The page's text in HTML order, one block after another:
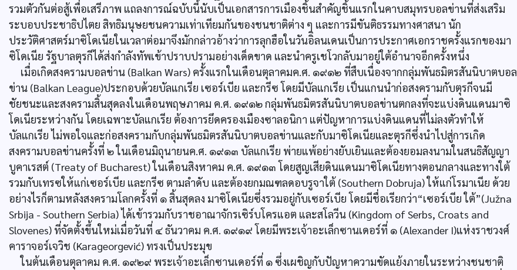
รวมตัวกันต่อสู้เพื่อเสรีภาพ แถลงการณ์ฉบับนี้นับเป็นเอกสารการเมืองชิ้นสำคัญชิ้นแรกในคาบสมุทรบอลข่านที่ส่งเสริม
ระบอบประชาธิปไตย สิทธิมนุษยชนความเท่าเทียมกันของชนชาติต่าง ๆ และการมีขันติธรรมทางศาสนา นัก
ประวัติศาสตร์มาซิโดเนียในเวลาต่อมาจึงมักกล่าวอ้างว่าการลุกฮือในวันอิิลนเดนเป็นการประกาศเอกราชครั้งแรกของมา
ซิโดเนีย รัฐบาลตุรกีได้ส่งกำลังทัพเข้าปราบปรามอย่างเด็ดขาด และนำครูเชโวกลับมาอยู่ใต้อำนาจอีกครั้งหนึ่ง
เมื่อเกิดสงครามบอลข่าน (Balkan Wars) ครั้งแรกในเดือนตุลาคมค.ศ. ๑๙๑๒ ที่สืบเนื่องจากกลุ่มพันธมิตรสันนิบาตบอล
ข่าน (Balkan League)ประกอบด้วยบัลแกเรีย เซอร์เบีย และกรีซ โดยมีบัลแกเรีย เป็นแกนนำก่อสงครามกับตุรกีจนมี
ชัยชนะและสงครามสิ้นสุดลงในเดือนพฤษภาคม ค.ศ. ๑๙๑๒ กลุ่มพันธมิตรสันนิบาตบอลข่านตกลงที่จะแบ่งดินแดนมาซิ
โดเนียระหว่างกัน โดยเฉพาะบัลแกเรีย ต้องการยึดครองเมืองซาลอนิกา แต่ปัญหาการแบ่งดินแดนที่ไม่ลงตัวทำให้
บัลแกเรีย ไม่พอใจและก่อสงครามกับกลุ่มพันธมิตรสันนิบาตบอลข่านและกับมาซิโดเนียและตุรกีซึ่งนำไปสู่การเกิด
สงครามบอลข่านครั้งที่ ๒ ในเดือนมิถุนายนค.ศ. ๑๙๑๓ บัลแกเรีย พ่ายแพ้อย่างยับเยินและต้องยอมลงนามในสนธิสัญญา
บูคาเรสต์ (Treaty of Bucharest) ในเดือนสิงหาคม ค.ศ. ๑๙๑๓ โดยสูญเสียดินแดนมาซิโดเนียทางตอนกลางและทางใต้
รวมกับเทรซให้แก่เซอร์เบีย และกรีซ ตามลำดับ และต้องยกมณฑลดอบรูจาใต้ (Southern Dobruja) ให้แก่โรมาเนีย ด้วย
อย่างไรก็ตามหลังสงครามโลกครั้งที่ ๑ สิ้นสุดลง มาซิโดเนียซึ่งรวมอยู่กับเซอร์เบีย โดยมีชื่อเรียกว่า“เซอร์เบีย ใต้”(Južna
Srbija - Southern Serbia) ได้เข้ารวมกับราชอาณาจักรเซิร์บโครแอต และสโลวีน (Kingdom of Serbs, Croats and
Slovenes) ที่จัดตั้งขึ้นใหม่เมื่อวันที่ ๔ ธันวาคม ค.ศ. ๑๙๑๙ โดยมีพระเจ้าอะเล็กซานเดอร์ที่ ๑ (Alexander I)แห่งราชวงศ์
คาราจอร์เจวิช (Karageorgević) ทรงเป็นประมุข
ในต้นเดือนตุลาคม ค.ศ. ๑๙๒๙ พระเจ้าอะเล็กซานเดอร์ที่ ๑ ซึ่งเผชิญกับปัญหาความขัดแย้งภายในระหว่างชนชาติ